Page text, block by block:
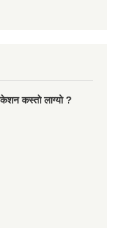
कस्तो लाग्यो ?